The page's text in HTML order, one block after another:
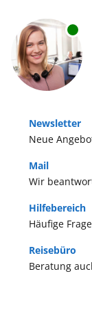
Neue
Newsletter
Häufige
Hilfebereich
Wir
Mail
Beratung
Reisebüro